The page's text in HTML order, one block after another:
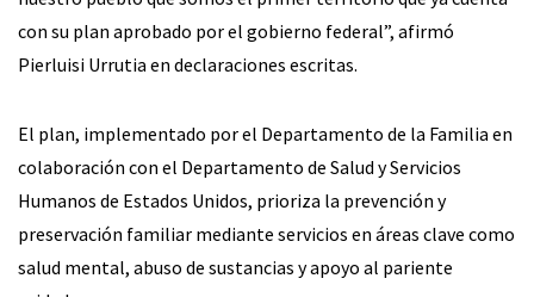
con su plan aprobado por el gobierno federal”, afirmó
Pierluisi Urrutia en declaraciones escritas.
El plan, implementado por el Departamento de la Familia en
colaboración con el Departamento de Salud y Servicios
Humanos de Estados Unidos, prioriza la prevención y
preservación familiar mediante servicios en áreas clave como
salud mental, abuso de sustancias y apoyo al pariente